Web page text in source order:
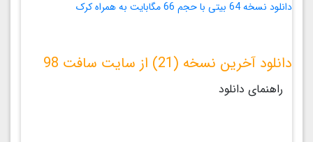
دانلود نسخه 64 بیتی با حجم 66 مگابايت به همراه کرک
دانلود آخرین نسخه (21) از سایت سافت 98
راهنمای دانلود